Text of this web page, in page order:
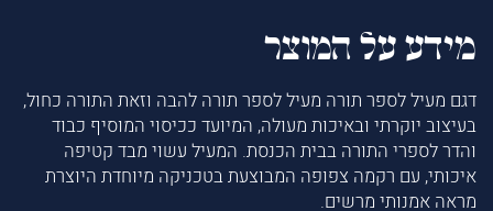
מידע על המוצר
דגם מעיל לספר תורה מעיל לספר תורה להבה וזאת התורה כחול,
בעיצוב יוקרתי ובאיכות מעולה, המיועד ככיסוי המוסיף כבוד
והדר לספרי התורה בבית הכנסת. המעיל עשוי מבד קטיפה
איכותי, עם רקמה צפופה המבוצעת בטכניקה מיוחדת היוצרת
מראה אמנותי מרשים.